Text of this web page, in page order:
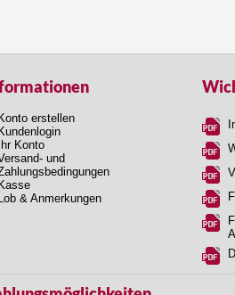
Konto erstellen
Kundenlogin
Ihr Konto
und
Kasse
Lob & Anmerkungen